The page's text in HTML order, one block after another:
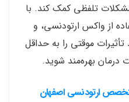
مشکلات تلفظی کمک کند. با
از واکس ارتودنسی، و
موقتی را به حداقل
درمان بهره‌مند شوید.
ارتودنسی اصفهان